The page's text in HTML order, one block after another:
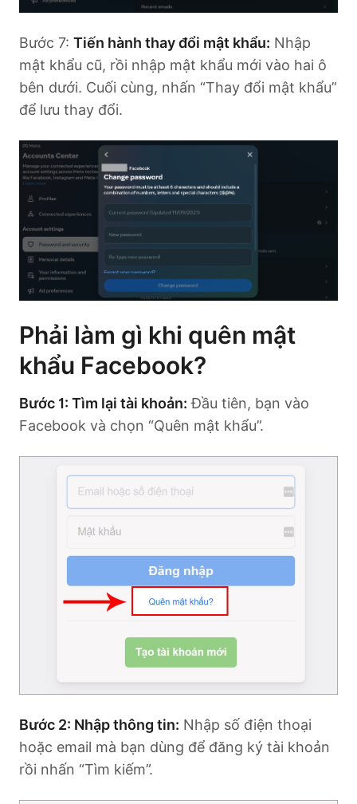
Bước 7: Tiến hành thay đổi mật khẩu: Nhập
mật khẩu cũ, rồi nhập mật khẩu mới vào hai ô
bên dưới. Cuối cùng, nhấn “Thay đổi mật khẩu”
để lưu thay đổi.
Phải làm gì khi quên mật
khẩu Facebook?
Bước 1: Tìm lại tài khoản: Đầu tiên, bạn vào
Facebook và chọn “Quên mật khẩu”.
Bước 2: Nhập thông tin: Nhập số điện thoại
hoặc email mà bạn dùng để đăng ký tài khoản
rồi nhấn “Tìm kiếm”.